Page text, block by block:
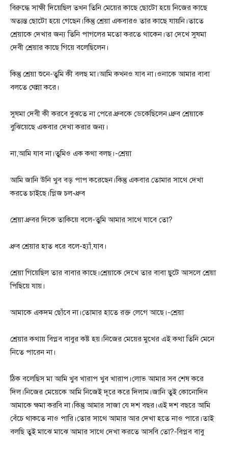
বিরুদ্ধে সাক্ষী দিয়েছিল তখন তিনি মেয়ের কাছে ছোটো হয়ে নিজের কাছে
অত্যন্ত ছোটো হয়ে গেছেন।কিন্তু শ্রেয়া একবারও তার কাছে যায়নি।তাতে
শ্রেয়াকে দেখার জন্য তিনি পাগলের মতো করতে থাকেন।তা দেখে সুষমা
দেবী শ্রেয়ার কাছে গিয়ে বলেছিলেন।
কিন্তু শ্রেয়া শুনে-তুমি কী বলছ মা।আমি কখনও যাব না।ওনাকে আমার বাবা
বলতে ঘেন্না করে।
সুষমা দেবী কী করবে বুঝতে না পেরে ধ্রুবকে ডেকেছিলেন।ধ্রুব শ্রেয়াকে
বুঝিয়েছে একবার দেখা করার জন্য।
না,আমি যাব না।তুমিও এক কথা বলছ।-শ্রেয়া
আমি জানি উনি খুব বড় পাপ করেছেন।কিন্তু একবার তোমার সাথে দেখা
করতে চাইছে।প্লিজ চল-ধ্রুব
শ্রেয়া ধ্রুবর দিকে তাকিয়ে বলে-তুমি আমার সাথে যাবে তো?
ধ্রুব শ্রেয়ার হাত ধরে বলে-হ্যাঁ,যাব।
শ্রেয়া গিয়েছিল তার বাবার কাছে।শ্রেয়াকে দেখে তার বাবা ছুটে আসলে শ্রেয়া
পিছিয়ে যায়।
আমাকে একদম ছোঁবে না।তোমার হাতে রক্ত লেগে আছে।-শ্রেয়া
শ্রেয়ার কথায় বিপ্লব বাবুর কষ্ট হয়।নিজের মেয়ের মুখের এই কথা তিনি মেনে
নিতে পারেন না।
ঠিক বলেছিস মা আমি খুব খারাপ খুব খারাপ।লোভ আমার সব শেষ করে
দিল।নিজের মেয়েকে আমি নিজেই দূরে করে দিলাম।জানি তুই কোনোদিন
আমাকে ক্ষমা করবি না।কিন্তু আমার সাজা যে দশ বছর।এই দশ বছরে আমি
বেঁচে থাকতে নাও পারি।তোর সাথে আমার আর দেখা হতে নাও পারে।তাই
বলছি তুই মাঝে মাঝে আমার সাথে দেখা করতে আসবি তো?-বিপ্লব বাবু